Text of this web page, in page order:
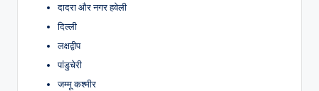
दादरा और नगर हवेली
दिल्ली
लक्षद्वीप
पांडुचेरी
जम्मू कश्मीर